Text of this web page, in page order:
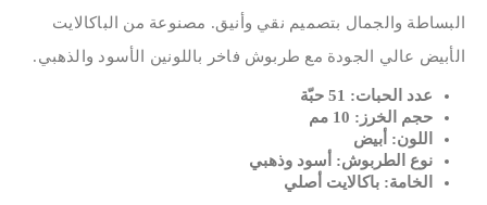
البساطة والجمال بتصميم نقي وأنيق. مصنوعة من الباكالايت
الأبيض عالي الجودة مع طربوش فاخر باللونين الأسود والذهبي.
عدد الحبات: 51 حبّة
حجم الخرز: 10 مم
اللون: أبيض
نوع الطربوش: أسود وذهبي
الخامة: باكالايت أصلي